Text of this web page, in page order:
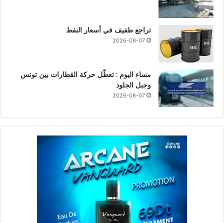
تراجع طفيف في أسعار النفط
2026-08-07
مساء اليوم : تعطّل حركة القطارات بين تونس
وجبل الجلود
2026-08-07